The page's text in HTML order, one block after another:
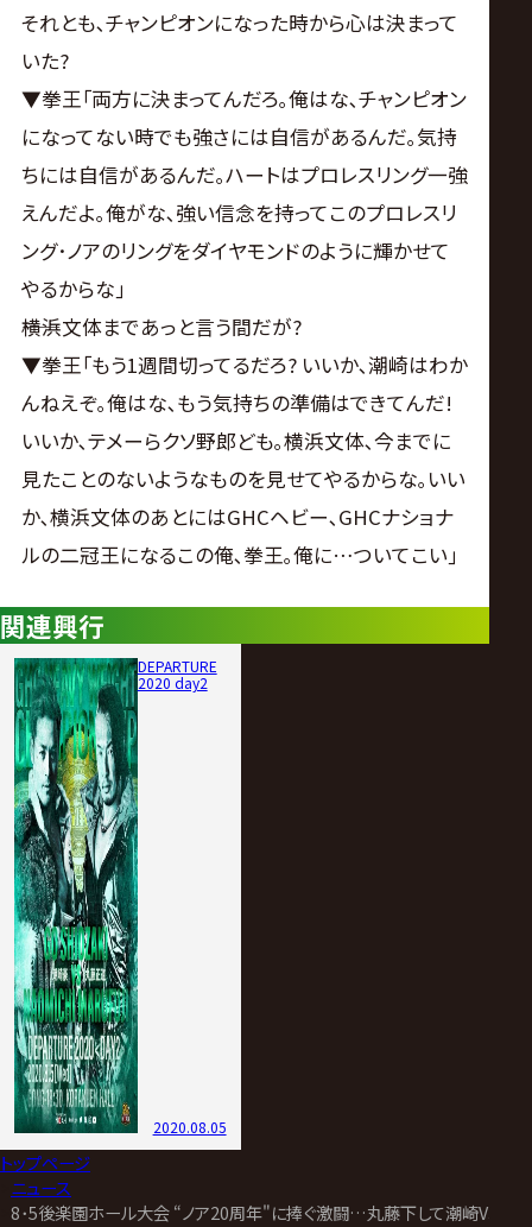
それとも､チャンピオンになった時から心は決まって
いた?
▼拳王｢両方に決まってんだろ｡俺はな､チャンピオン
になってない時でも強さには自信があるんだ｡気持
ちには自信があるんだ｡ハートはプロレスリング一強
えんだよ｡俺がな､強い信念を持ってこのプロレスリ
ング･ノアのリングをダイヤモンドのように輝かせて
やるからな｣
――横浜文体まであっと言う間だが?
▼拳王｢もう1週間切ってるだろ? いいか､潮崎はわか
んねえぞ｡俺はな､もう気持ちの準備はできてんだ!
いいか､テメーらクソ野郎ども｡横浜文体､今までに
見たことのないようなものを見せてやるからな｡いい
か､横浜文体のあとにはGHCヘビー､GHCナショナ
ルの二冠王になるこの俺､拳王｡俺に…ついてこい｣
関連興行
DEPARTURE
2020 day2
2020.08.05
トップページ
ニュース
8･5後楽園ホール大会 “ノア20周年"に捧ぐ激闘…丸藤下して潮崎V3 ま